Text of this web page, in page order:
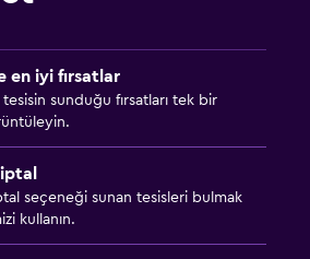
en iyi fırsatlar
sunduğu fırsatları tek bir
seçeneği sunan tesisleri bulmak
kullanın.